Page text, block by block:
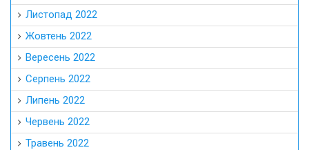
Листопад 2022
Жовтень 2022
Вересень 2022
Серпень 2022
Липень 2022
Червень 2022
Травень 2022